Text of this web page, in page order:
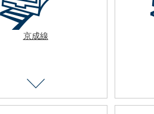
京成線